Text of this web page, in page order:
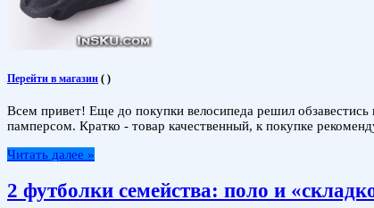
Перейти в магазин ( )
Всем привет! Еще до покупки велосипеда решил
памперсом. Кратко - товар качественный, к покупке
Читать далее »
2 футболки семейства: поло и